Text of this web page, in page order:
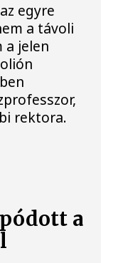
egyre
a távoli
a jelen
rektora.
a